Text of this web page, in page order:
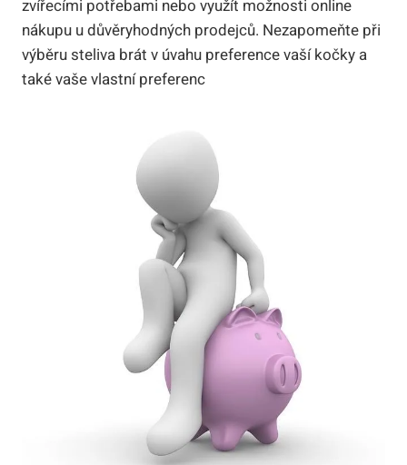
zvířecími potřebami nebo využít možnosti online
nákupu u důvěryhodných prodejců. Nezapomeňte při
výběru steliva brát v úvahu preference vaší kočky a
také vaše vlastní preferenc